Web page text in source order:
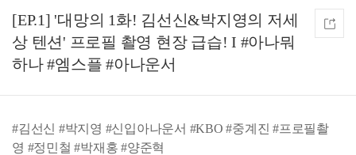
[EP.1] '대망의 1화! 김선신&박지영의 저세
상 텐션' 프로필 촬영 현장 급습! I #아나뭐
하나 #엠스플 #아나운서
#김선신 #박지영 #신입아나운서 #KBO #중계진 #프로필촬
영 #정민철 #박재홍 #양준혁